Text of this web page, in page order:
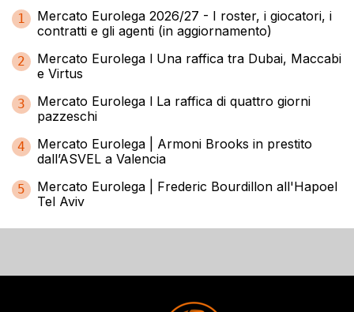
1
Mercato Eurolega 2026/27 - I roster, i giocatori, i
contratti e gli agenti (in aggiornamento)
2
Mercato Eurolega l Una raffica tra Dubai, Maccabi
e Virtus
3
Mercato Eurolega l La raffica di quattro giorni
pazzeschi
4
Mercato Eurolega | Armoni Brooks in prestito
dall’ASVEL a Valencia
5
Mercato Eurolega | Frederic Bourdillon all'Hapoel
Tel Aviv